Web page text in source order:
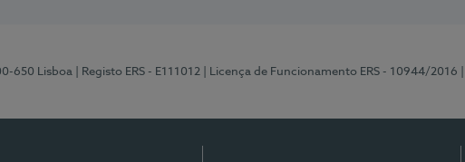
650 Lisboa | Registo ERS - E111012 | Licença de Funcionamento ERS - 10944/2016